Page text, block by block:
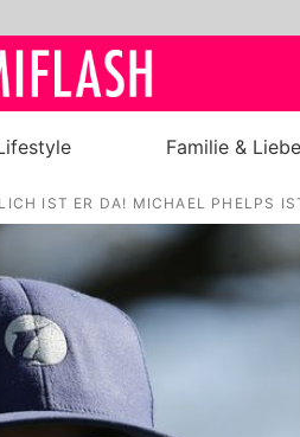
& Serien
& Liebe
Familie & Liebe
IST ER DA! MICHAEL PHELPS